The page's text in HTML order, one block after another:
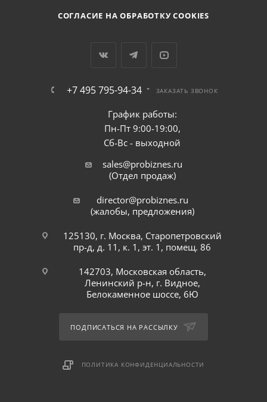
СОГЛАСИЕ НА ОБРАБОТКУ COOKIES
+7 495 795-94-34 ЗАКАЗАТЬ ЗВОНОК
График работы:
Пн-Пт 9:00-19:00,
Сб-Вс - выходной
sales@probiznes.ru
(Отдел продаж)
director@probiznes.ru
(жалобы, предложения)
125130, г. Москва, Старопетровский
пр-д, д. 11, к. 1, эт. 1, помещ. 86
142703, Московская область,
Ленинский р-н, г. Видное,
Белокаменное шоссе, 6Ю
ПОДПИСАТЬСЯ НА РАССЫЛКУ
ПОЛИТИКА КОНФИДЕНЦИАЛЬНОСТИ